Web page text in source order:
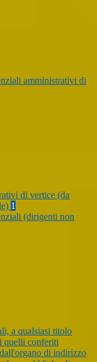
amministrativi di
di vertice (da
1
(dirigenti non
a qualsiasi titolo
quelli conferiti
di indirizzo